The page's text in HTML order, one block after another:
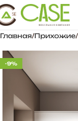
Главная Прихожие
-9%